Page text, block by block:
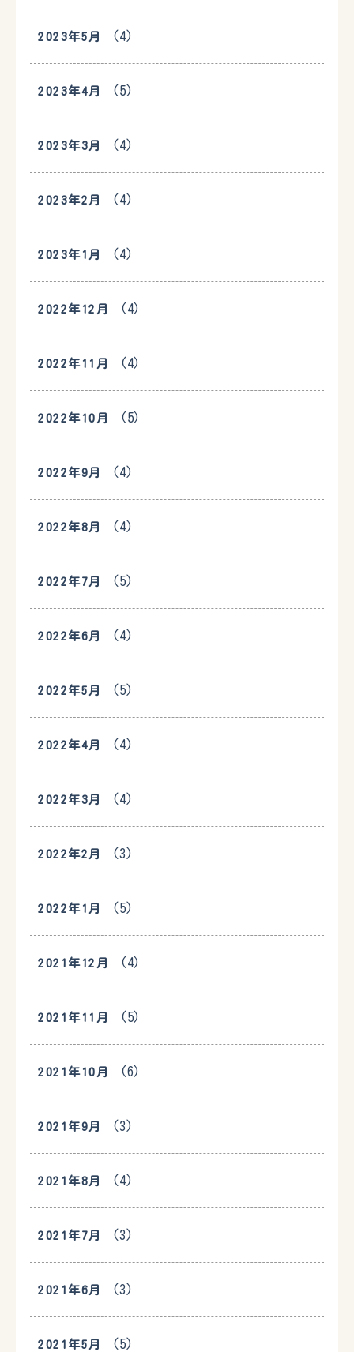
2023年5月 (4)
2023年4月 (5)
2023年3月 (4)
2023年2月 (4)
2023年1月 (4)
2022年12月 (4)
2022年11月 (4)
2022年10月 (5)
2022年9月 (4)
2022年8月 (4)
2022年7月 (5)
2022年6月 (4)
2022年5月 (5)
2022年4月 (4)
2022年3月 (4)
2022年2月 (3)
2022年1月 (5)
2021年12月 (4)
2021年11月 (5)
2021年10月 (6)
2021年9月 (3)
2021年8月 (4)
2021年7月 (3)
2021年6月 (3)
2021年5月 (5)